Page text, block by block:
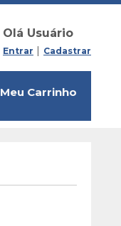
Olá Usuário
Entrar Cadastrar
Meu Carrinho